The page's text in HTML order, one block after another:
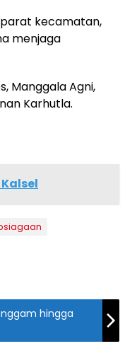
kecamatan,
menjaga
Manggala Agni,
Karhutla.
hingga